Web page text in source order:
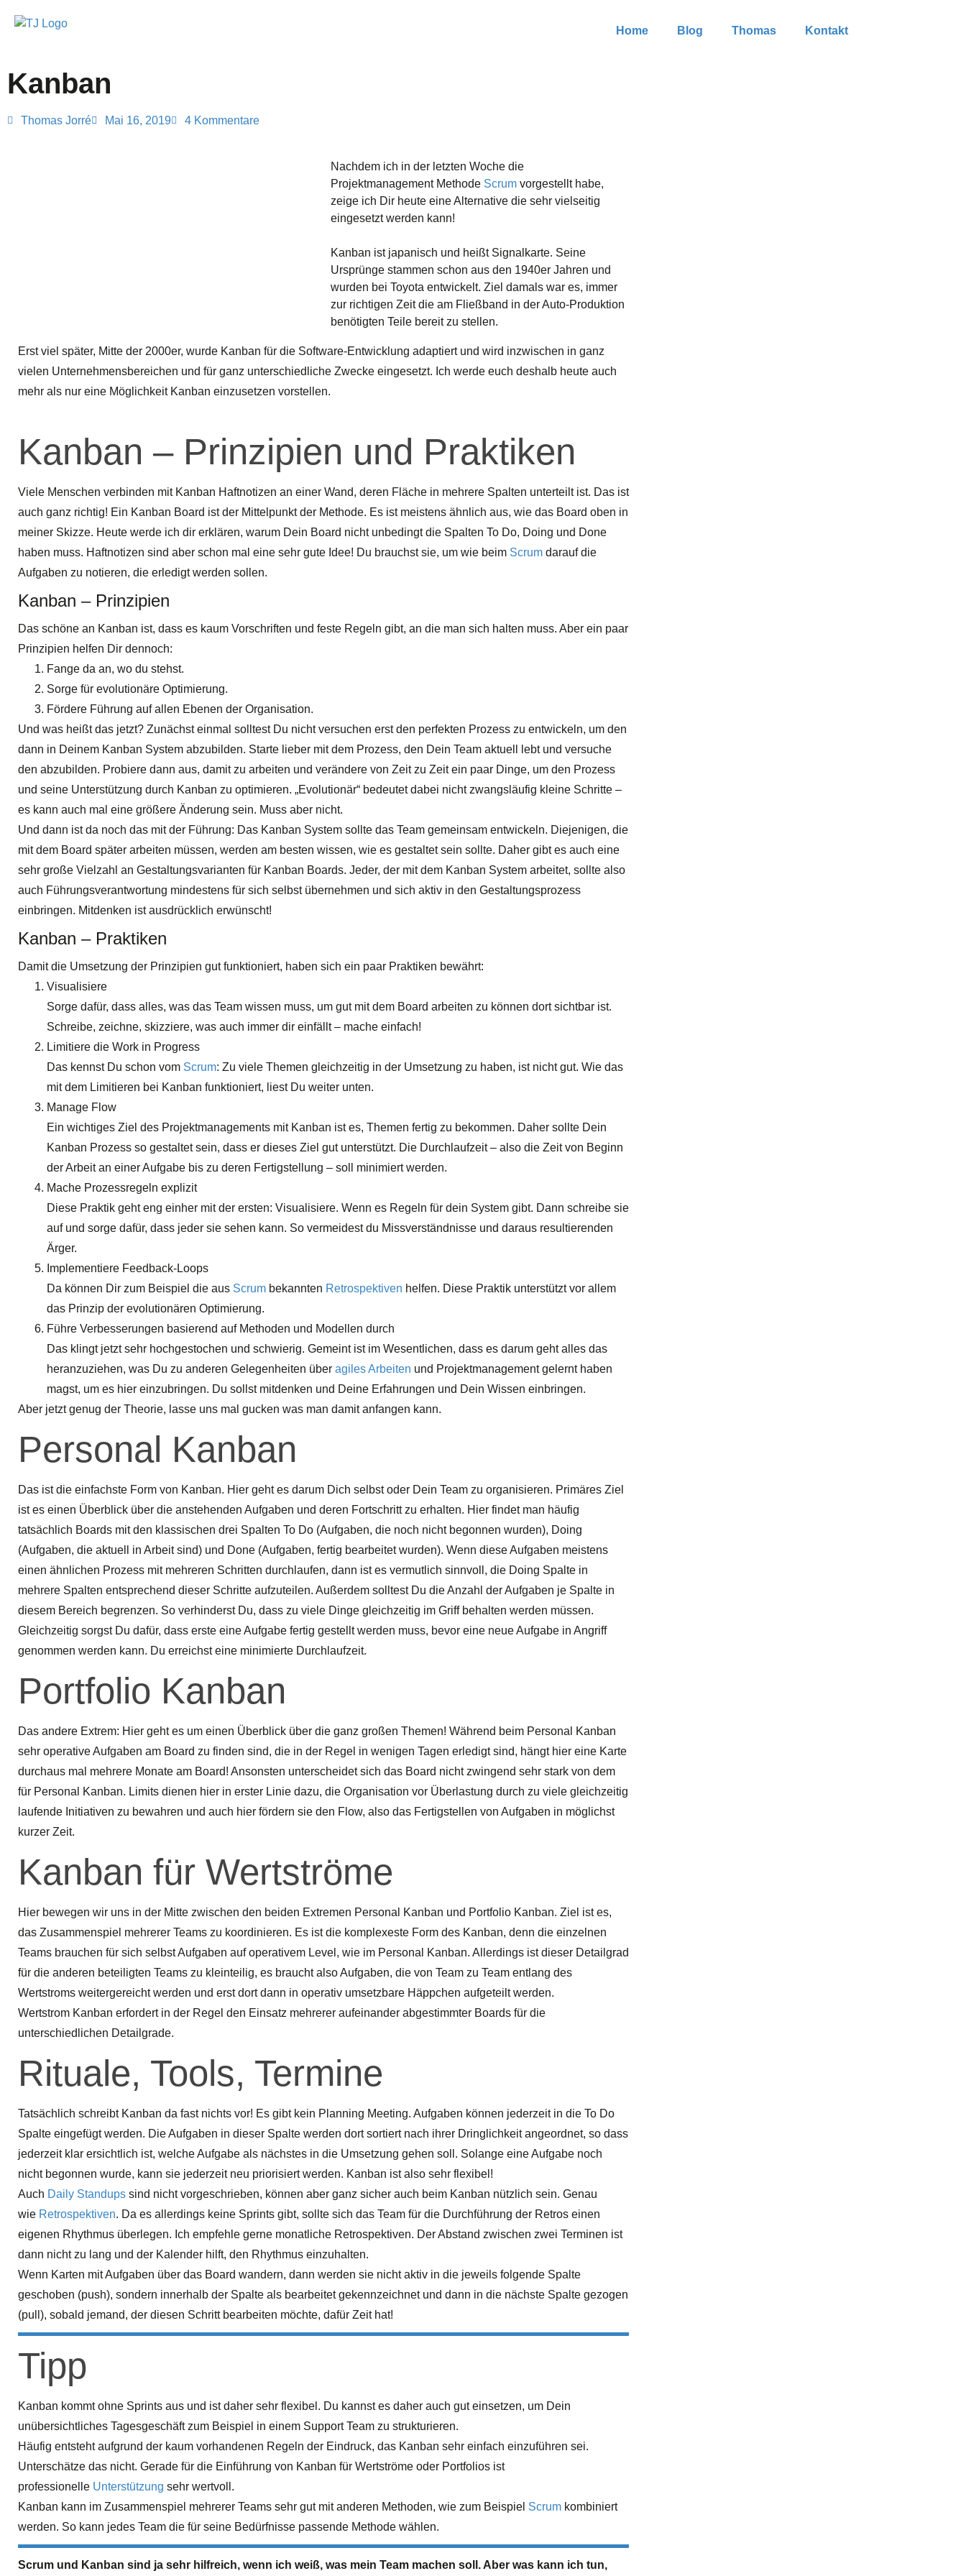
Home Blog Thomas Kontakt
Kanban
Thomas Jorré Mai 16, 2019 4 Kommentare
Nachdem ich in der letzten Woche die
Projektmanagement Methode Scrum vorgestellt habe,
zeige ich Dir heute eine Alternative die sehr vielseitig
eingesetzt werden kann!
Kanban ist japanisch und heißt Signalkarte. Seine
Ursprünge stammen schon aus den 1940er Jahren und
wurden bei Toyota entwickelt. Ziel damals war es, immer
zur richtigen Zeit die am Fließband in der Auto-Produktion
benötigten Teile bereit zu stellen.
Erst viel später, Mitte der 2000er, wurde Kanban für die Software-Entwicklung adaptiert und wird inzwischen in ganz
vielen Unternehmensbereichen und für ganz unterschiedliche Zwecke eingesetzt. Ich werde euch deshalb heute auch
mehr als nur eine Möglichkeit Kanban einzusetzen vorstellen.
Kanban – Prinzipien und Praktiken
Viele Menschen verbinden mit Kanban Haftnotizen an einer Wand, deren Fläche in mehrere Spalten unterteilt ist. Das ist
auch ganz richtig! Ein Kanban Board ist der Mittelpunkt der Methode. Es ist meistens ähnlich aus, wie das Board oben in
meiner Skizze. Heute werde ich dir erklären, warum Dein Board nicht unbedingt die Spalten To Do, Doing und Done
haben muss. Haftnotizen sind aber schon mal eine sehr gute Idee! Du brauchst sie, um wie beim Scrum darauf die
Aufgaben zu notieren, die erledigt werden sollen.
Kanban – Prinzipien
Das schöne an Kanban ist, dass es kaum Vorschriften und feste Regeln gibt, an die man sich halten muss. Aber ein paar
Prinzipien helfen Dir dennoch:
Fange da an, wo du stehst.
Sorge für evolutionäre Optimierung.
Fördere Führung auf allen Ebenen der Organisation.
Und was heißt das jetzt? Zunächst einmal solltest Du nicht versuchen erst den perfekten Prozess zu entwickeln, um den
dann in Deinem Kanban System abzubilden. Starte lieber mit dem Prozess, den Dein Team aktuell lebt und versuche
den abzubilden. Probiere dann aus, damit zu arbeiten und verändere von Zeit zu Zeit ein paar Dinge, um den Prozess
und seine Unterstützung durch Kanban zu optimieren. „Evolutionär“ bedeutet dabei nicht zwangsläufig kleine Schritte –
es kann auch mal eine größere Änderung sein. Muss aber nicht.
Und dann ist da noch das mit der Führung: Das Kanban System sollte das Team gemeinsam entwickeln. Diejenigen, die
mit dem Board später arbeiten müssen, werden am besten wissen, wie es gestaltet sein sollte. Daher gibt es auch eine
sehr große Vielzahl an Gestaltungsvarianten für Kanban Boards. Jeder, der mit dem Kanban System arbeitet, sollte also
auch Führungsverantwortung mindestens für sich selbst übernehmen und sich aktiv in den Gestaltungsprozess
einbringen. Mitdenken ist ausdrücklich erwünscht!
Kanban – Praktiken
Damit die Umsetzung der Prinzipien gut funktioniert, haben sich ein paar Praktiken bewährt:
Visualisiere
Sorge dafür, dass alles, was das Team wissen muss, um gut mit dem Board arbeiten zu können dort sichtbar ist.
Schreibe, zeichne, skizziere, was auch immer dir einfällt – mache einfach!
Limitiere die Work in Progress
Das kennst Du schon vom Scrum: Zu viele Themen gleichzeitig in der Umsetzung zu haben, ist nicht gut. Wie das
mit dem Limitieren bei Kanban funktioniert, liest Du weiter unten.
Manage Flow
Ein wichtiges Ziel des Projektmanagements mit Kanban ist es, Themen fertig zu bekommen. Daher sollte Dein
Kanban Prozess so gestaltet sein, dass er dieses Ziel gut unterstützt. Die Durchlaufzeit – also die Zeit von Beginn
der Arbeit an einer Aufgabe bis zu deren Fertigstellung – soll minimiert werden.
Mache Prozessregeln explizit
Diese Praktik geht eng einher mit der ersten: Visualisiere. Wenn es Regeln für dein System gibt. Dann schreibe sie
auf und sorge dafür, dass jeder sie sehen kann. So vermeidest du Missverständnisse und daraus resultierenden
Ärger.
Implementiere Feedback-Loops
Da können Dir zum Beispiel die aus Scrum bekannten Retrospektiven helfen. Diese Praktik unterstützt vor allem
das Prinzip der evolutionären Optimierung.
Führe Verbesserungen basierend auf Methoden und Modellen durch
Das klingt jetzt sehr hochgestochen und schwierig. Gemeint ist im Wesentlichen, dass es darum geht alles das
heranzuziehen, was Du zu anderen Gelegenheiten über agiles Arbeiten und Projektmanagement gelernt haben
magst, um es hier einzubringen. Du sollst mitdenken und Deine Erfahrungen und Dein Wissen einbringen.
Aber jetzt genug der Theorie, lasse uns mal gucken was man damit anfangen kann.
Personal Kanban
Das ist die einfachste Form von Kanban. Hier geht es darum Dich selbst oder Dein Team zu organisieren. Primäres Ziel
ist es einen Überblick über die anstehenden Aufgaben und deren Fortschritt zu erhalten. Hier findet man häufig
tatsächlich Boards mit den klassischen drei Spalten To Do (Aufgaben, die noch nicht begonnen wurden), Doing
(Aufgaben, die aktuell in Arbeit sind) und Done (Aufgaben, fertig bearbeitet wurden). Wenn diese Aufgaben meistens
einen ähnlichen Prozess mit mehreren Schritten durchlaufen, dann ist es vermutlich sinnvoll, die Doing Spalte in
mehrere Spalten entsprechend dieser Schritte aufzuteilen. Außerdem solltest Du die Anzahl der Aufgaben je Spalte in
diesem Bereich begrenzen. So verhinderst Du, dass zu viele Dinge gleichzeitig im Griff behalten werden müssen.
Gleichzeitig sorgst Du dafür, dass erste eine Aufgabe fertig gestellt werden muss, bevor eine neue Aufgabe in Angriff
genommen werden kann. Du erreichst eine minimierte Durchlaufzeit.
Portfolio Kanban
Das andere Extrem: Hier geht es um einen Überblick über die ganz großen Themen! Während beim Personal Kanban
sehr operative Aufgaben am Board zu finden sind, die in der Regel in wenigen Tagen erledigt sind, hängt hier eine Karte
durchaus mal mehrere Monate am Board! Ansonsten unterscheidet sich das Board nicht zwingend sehr stark von dem
für Personal Kanban. Limits dienen hier in erster Linie dazu, die Organisation vor Überlastung durch zu viele gleichzeitig
laufende Initiativen zu bewahren und auch hier fördern sie den Flow, also das Fertigstellen von Aufgaben in möglichst
kurzer Zeit.
Kanban für Wertströme
Hier bewegen wir uns in der Mitte zwischen den beiden Extremen Personal Kanban und Portfolio Kanban. Ziel ist es,
das Zusammenspiel mehrerer Teams zu koordinieren. Es ist die komplexeste Form des Kanban, denn die einzelnen
Teams brauchen für sich selbst Aufgaben auf operativem Level, wie im Personal Kanban. Allerdings ist dieser Detailgrad
für die anderen beteiligten Teams zu kleinteilig, es braucht also Aufgaben, die von Team zu Team entlang des
Wertstroms weitergereicht werden und erst dort dann in operativ umsetzbare Häppchen aufgeteilt werden.
Wertstrom Kanban erfordert in der Regel den Einsatz mehrerer aufeinander abgestimmter Boards für die
unterschiedlichen Detailgrade.
Rituale, Tools, Termine
Tatsächlich schreibt Kanban da fast nichts vor! Es gibt kein Planning Meeting. Aufgaben können jederzeit in die To Do
Spalte eingefügt werden. Die Aufgaben in dieser Spalte werden dort sortiert nach ihrer Dringlichkeit angeordnet, so dass
jederzeit klar ersichtlich ist, welche Aufgabe als nächstes in die Umsetzung gehen soll. Solange eine Aufgabe noch
nicht begonnen wurde, kann sie jederzeit neu priorisiert werden. Kanban ist also sehr flexibel!
Auch Daily Standups sind nicht vorgeschrieben, können aber ganz sicher auch beim Kanban nützlich sein. Genau
wie Retrospektiven. Da es allerdings keine Sprints gibt, sollte sich das Team für die Durchführung der Retros einen
eigenen Rhythmus überlegen. Ich empfehle gerne monatliche Retrospektiven. Der Abstand zwischen zwei Terminen ist
dann nicht zu lang und der Kalender hilft, den Rhythmus einzuhalten.
Wenn Karten mit Aufgaben über das Board wandern, dann werden sie nicht aktiv in die jeweils folgende Spalte
geschoben (push), sondern innerhalb der Spalte als bearbeitet gekennzeichnet und dann in die nächste Spalte gezogen
(pull), sobald jemand, der diesen Schritt bearbeiten möchte, dafür Zeit hat!
Tipp
Kanban kommt ohne Sprints aus und ist daher sehr flexibel. Du kannst es daher auch gut einsetzen, um Dein
unübersichtliches Tagesgeschäft zum Beispiel in einem Support Team zu strukturieren.
Häufig entsteht aufgrund der kaum vorhandenen Regeln der Eindruck, das Kanban sehr einfach einzuführen sei.
Unterschätze das nicht. Gerade für die Einführung von Kanban für Wertströme oder Portfolios ist
professionelle Unterstützung sehr wertvoll.
Kanban kann im Zusammenspiel mehrerer Teams sehr gut mit anderen Methoden, wie zum Beispiel Scrum kombiniert
werden. So kann jedes Team die für seine Bedürfnisse passende Methode wählen.
Scrum und Kanban sind ja sehr hilfreich, wenn ich weiß, was mein Team machen soll. Aber was kann ich tun,